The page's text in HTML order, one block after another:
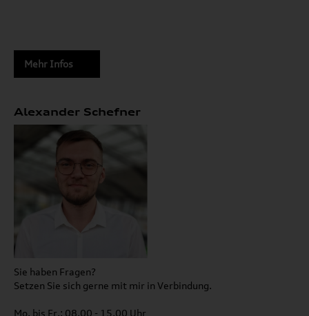
Mehr Infos
Alexander Schefner
Sie haben Fragen?
Setzen Sie sich gerne mit mir in Verbindung.
Mo. bis Fr.: 08.00 - 15.00 Uhr